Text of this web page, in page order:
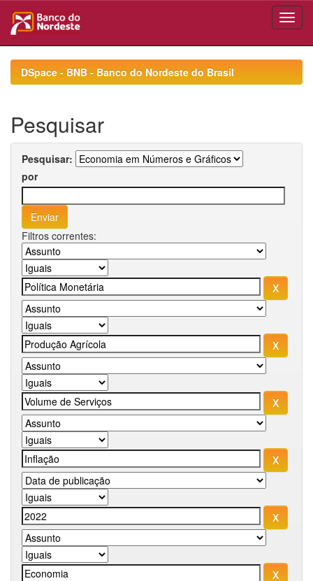
navigationDSpace - BNB - Banco do Nordeste do Brasil
Pesquisar
Pesquisar:
por
Filtros correntes: